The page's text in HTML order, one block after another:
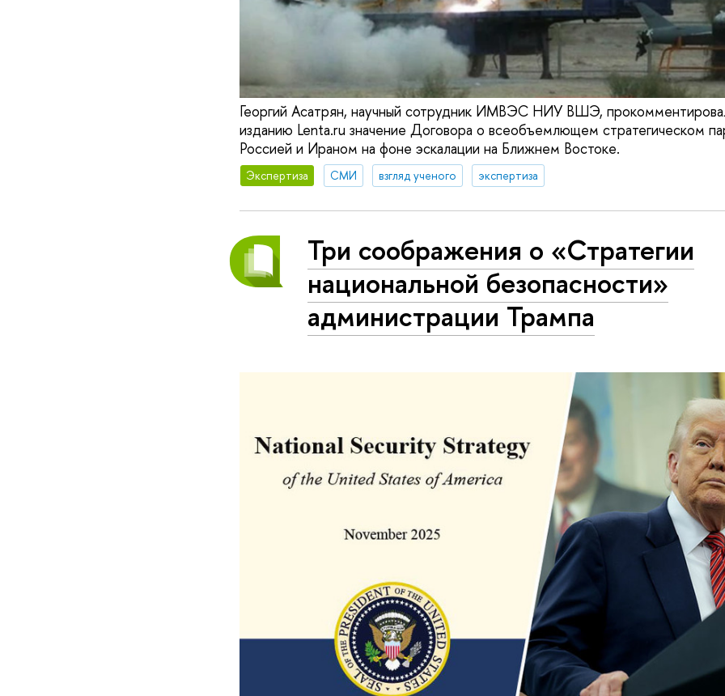
Георгий Асатрян, научный сотрудник ИМВЭС НИУ ВШЭ,
изданию Lenta.ru значение Договора о всеобъемлющем стратегическом
Россией и Ираном на фоне эскалации на Ближнем Востоке.
Экспертиза СМИ взгляд ученого экспертиза
Три соображения о «Стратегии
национальной безопасности»
администрации Трампа